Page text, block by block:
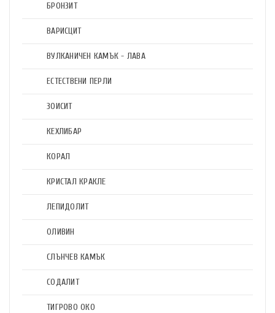
БРОНЗИТ
ВАРИСЦИТ
ВУЛКАНИЧЕН КАМЪК - ЛАВА
ЕСТЕСТВЕНИ ПЕРЛИ
ЗОИСИТ
КЕХЛИБАР
КОРАЛ
КРИСТАЛ КРАКЛЕ
ЛЕПИДОЛИТ
ОЛИВИН
СЛЪНЧЕВ КАМЪК
СОДАЛИТ
ТИГРОВО ОКО